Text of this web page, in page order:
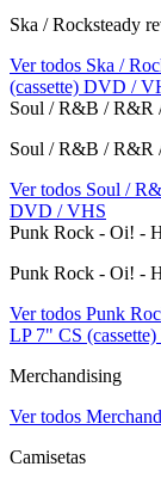
Ska / Rocksteady
Ver todos Ska /
(cassette) DVD /
Soul / R&B / R&R
Soul / R&B / R&R
Ver todos Soul /
DVD / VHS
Punk Rock - Oi! -
Punk Rock - Oi! -
Ver todos Punk
LP 7" CS (cassette)
Merchandising
Ver todos
Camisetas